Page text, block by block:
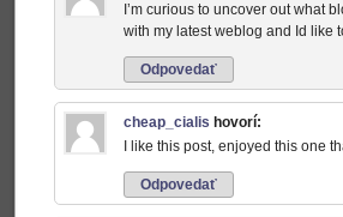
I’m curious to uncover out what
with my latest weblog and Id like
Odpovedať
cheap_cialis hovorí:
I like this post, enjoyed this one
Odpovedať